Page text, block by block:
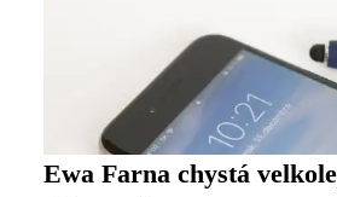
Ewa Farna chystá